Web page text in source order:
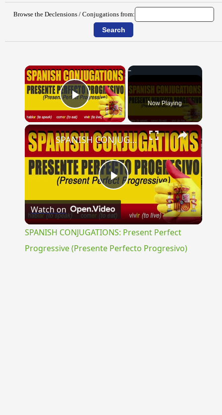
Browse the Declensions / Conjugations from:
×
Play Video Now Playing
×
Play
Video
SPANISH CONJUGATIONS: Present Perfect Progressive (Presente Perfecto Progresivo)
Watch on
SPANISH CONJUGATIONS: Present Perfect
Progressive (Presente Perfecto Progresivo)